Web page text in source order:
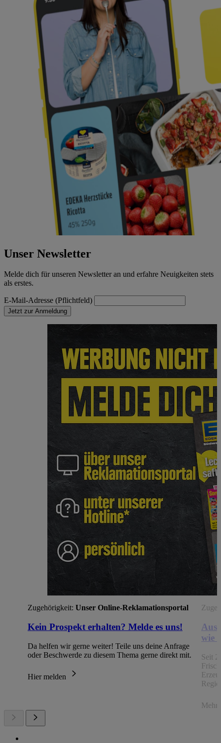
Unser Newsletter
Melde dich für unseren Newsletter an und erfahre Neuigkeiten stets
als erstes.
E-Mail-Adresse (Pflichtfeld)
Jetzt zur Anmeldung
Zugehörigkeit: Unser Online-Reklamationsportal
Kein Prospekt erhalten? Melde es uns!
Da helfen wir gerne weiter! Teile uns deine Anfrage
oder Beschwerde zu diesem Thema gerne direkt mit.
Hier melden
Aus
wie
Seit
Mehr